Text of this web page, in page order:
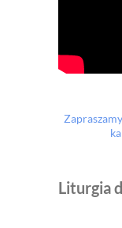
Liturgia